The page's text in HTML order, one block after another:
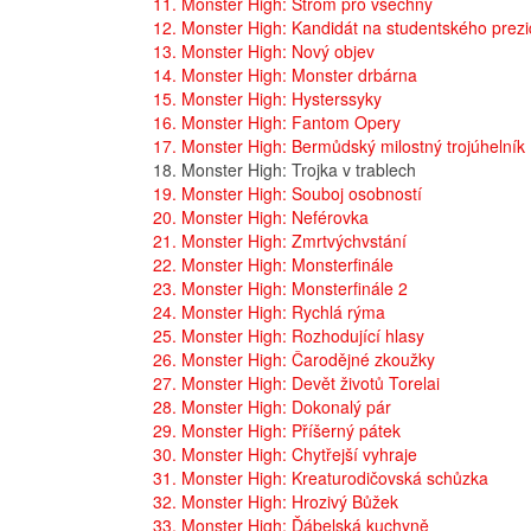
12. Monster High: Kandidát na studentského
13. Monster High: Nový objev
14. Monster High: Monster drbárna
15. Monster High: Hysterssyky
16. Monster High: Fantom Opery
17. Monster High: Bermůdský milostný trojúhelník
18. Monster High: Trojka v trablech
19. Monster High: Souboj osobností
20. Monster High: Neférovka
21. Monster High: Zmrtvýchvstání
22. Monster High: Monsterfinále
23. Monster High: Monsterfinále 2
24. Monster High: Rychlá rýma
25. Monster High: Rozhodující hlasy
26. Monster High: Čarodějné zkoužky
27. Monster High: Devět životů Torelai
28. Monster High: Dokonalý pár
29. Monster High: Příšerný pátek
30. Monster High: Chytřejší vyhraje
31. Monster High: Kreaturodičovská schůzka
32. Monster High: Hrozivý Bůžek
33. Monster High: Ďábelská kuchyně